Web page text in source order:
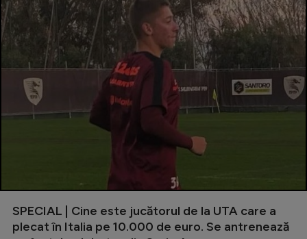
SPECIAL | Cine este jucătorul de la UTA care a
plecat în Italia pe 10.000 de euro. Se antrenează